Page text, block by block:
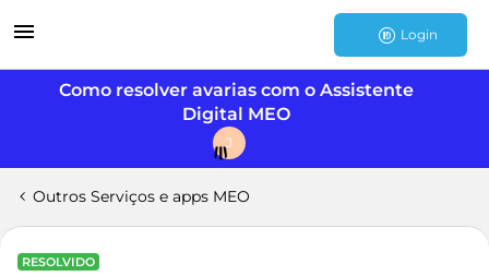
Login
Como resolver avarias com o Assistente
Digital MEO
J
Outros Serviços e apps MEO
RESOLVIDO